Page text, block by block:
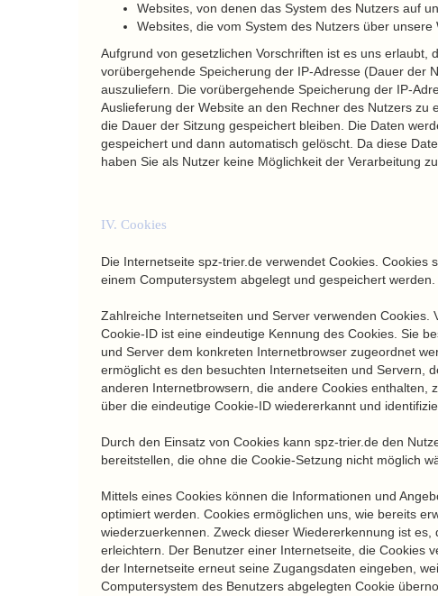
Websites, von denen das System des Nutzers auf
Websites, die vom System des Nutzers über
Aufgrund von gesetzlichen Vorschriften ist es uns
vorübergehende Speicherung der IP-Adresse (Dauer der
auszuliefern. Die vorübergehende Speicherung der IP-
Auslieferung der Website an den Rechner des Nutzers
die Dauer der Sitzung gespeichert bleiben. Die Daten
gespeichert und dann automatisch gelöscht. Da diese
haben Sie als Nutzer keine Möglichkeit der Verarbeitung
IV. Cookies
Die Internetseite spz-trier.de verwendet Cookies.
einem Computersystem abgelegt und gespeichert werden.
Zahlreiche Internetseiten und Server verwenden
Cookie-ID ist eine eindeutige Kennung des Cookies. Sie
und Server dem konkreten Internetbrowser zugeordnet
ermöglicht es den besuchten Internetseiten und Servern,
anderen Internetbrowsern, die andere Cookies enthalten,
über die eindeutige Cookie-ID wiedererkannt und
Durch den Einsatz von Cookies kann spz-trier.de den
bereitstellen, die ohne die Cookie-Setzung nicht möglich
Mittels eines Cookies können die Informationen und
optimiert werden. Cookies ermöglichen uns, wie bereits
wiederzuerkennen. Zweck dieser Wiedererkennung ist
erleichtern. Der Benutzer einer Internetseite, die Cookies
der Internetseite erneut seine Zugangsdaten eingeben,
Computersystem des Benutzers abgelegten Cookie